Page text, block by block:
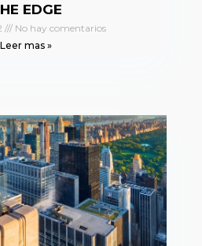
EDGE
No hay comentarios
Leer mas »